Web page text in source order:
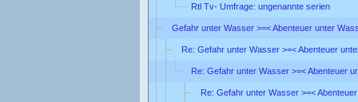
Rtl Tv- Umfrage: ungenannte serien
Gefahr unter Wasser >=< Abenteuer unter
Re: Gefahr unter Wasser >=< Abenteuer
Re: Gefahr unter Wasser >=< Abenteuer
Re: Gefahr unter Wasser >=<